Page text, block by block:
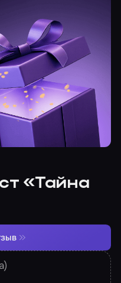
«Тайна